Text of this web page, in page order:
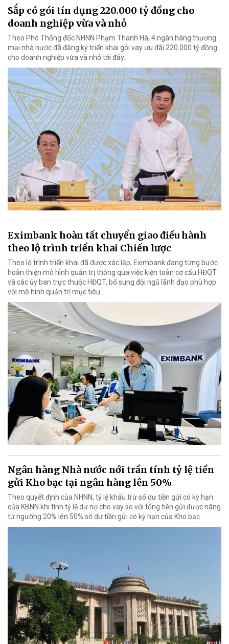
Sắp có gói tín dụng 220.000 tỷ đồng cho
doanh nghiệp vừa và nhỏ
Theo Phó Thống đốc NHNN Phạm Thanh Hà, 4 ngân hàng thương
mại nhà nước đã đăng ký triển khai gói vay ưu đãi 220.000 tỷ đồng
cho doanh nghiệp vừa và nhỏ tới đây.
Eximbank hoàn tất chuyển giao điều hành
theo lộ trình triển khai Chiến lược
Theo lộ trình triển khai đã được xác lập, Eximbank đang từng bước
hoàn thiện mô hình quản trị thông qua việc kiện toàn cơ cấu HĐQT
và các ủy ban trực thuộc HĐQT, bổ sung đội ngũ lãnh đạo phù hợp
với mô hình quản trị mục tiêu...
Ngân hàng Nhà nước nới trần tính tỷ lệ tiền
gửi Kho bạc tại ngân hàng lên 50%
Theo quyết định của NHNN, tỷ lệ khấu trừ số dư tiền gửi có kỳ hạn
của KBNN khi tính tỷ lệ dư nợ cho vay so với tổng tiền gửi được nâng
từ ngưỡng 20% lên 50% số dư tiền gửi có kỳ hạn của Kho bạc.